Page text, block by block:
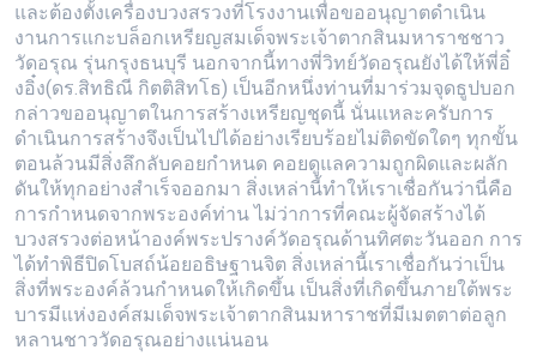
และต้องตั้งเครื่องบวงสรวงที่โรงงานเพื่อขออนุญาตดำเนิน
งานการแกะบล็อกเหรียญสมเด็จพระเจ้าตากสินมหาราชชาว
วัดอรุณ รุ่นกรุงธนบุรี นอกจากนี้ทางพี่วิทย์วัดอรุณยังได้ให้พี่อิ๋
งอิ๋ง(ดร.สิทธิณี กิตติสิทโธ) เป็นอีกหนึ่งท่านที่มาร่วมจุดธูปบอก
กล่าวขออนุญาตในการสร้างเหรียญชุดนี้ นั่นแหละครับการ
ดำเนินการสร้างจึงเป็นไปได้อย่างเรียบร้อยไม่ติดขัดใดๆ ทุกขั้น
ตอนล้วนมีสิ่งลึกลับคอยกำหนด คอยดูแลความถูกผิดและผลัก
ดันให้ทุกอย่างสำเร็จออกมา สิ่งเหล่านี้ทำให้เราเชื่อกันว่านี่คือ
การกำหนดจากพระองค์ท่าน ไม่ว่าการที่คณะผู้จัดสร้างได้
บวงสรวงต่อหน้าองค์พระปรางค์วัดอรุณด้านทิศตะวันออก การ
ได้ทำพิธีปิดโบสถ์น้อยอธิษฐานจิต สิ่งเหล่านี้เราเชื่อกันว่าเป็น
สิ่งที่พระองค์ล้วนกำหนดให้เกิดขึ้น เป็นสิ่งที่เกิดขึ้นภายใต้พระ
บารมีแห่งองค์สมเด็จพระเจ้าตากสินมหาราชที่มีเมตตาต่อลูก
หลานชาววัดอรุณอย่างแน่นอน